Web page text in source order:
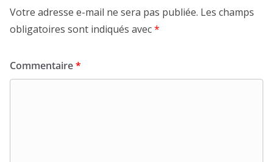
Votre adresse e-mail ne sera pas publiée. Les champs
obligatoires sont indiqués avec*
Commentaire*